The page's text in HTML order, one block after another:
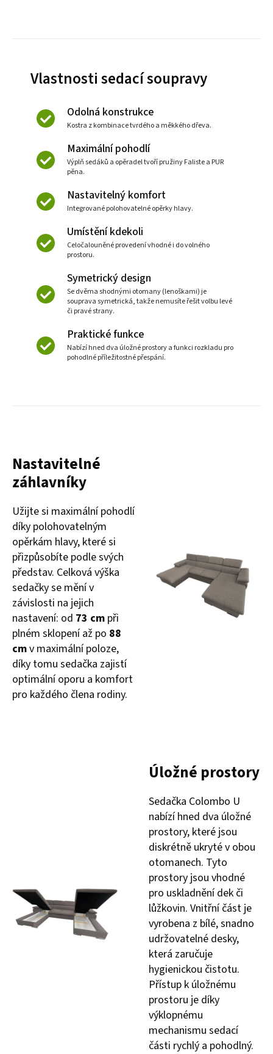
Vlastnosti sedací soupravy
Odolná konstrukce
Kostra z kombinace tvrdého a měkkého dřeva.
Maximální pohodlí
Výplň sedáků a opěradel tvoří pružiny Faliste a PUR
pěna.
Nastavitelný komfort
Integrované polohovatelné opěrky hlavy.
Umístění kdekoli
Celočalouněné provedení vhodné i do volného
prostoru.
Symetrický design
Se dvěma shodnými otomany (lenoškami) je
souprava symetrická, takže nemusíte řešit volbu levé
či pravé strany.
Praktické funkce
Nabízí hned dva úložné prostory a funkci rozkladu pro
pohodlné příležitostné přespání.
Nastavitelné
záhlavníky
Užijte si maximální pohodlí
díky polohovatelným
opěrkám hlavy, které si
přizpůsobíte podle svých
představ. Celková výška
sedačky se mění v
závislosti na jejich
nastavení: od 73 cm při
plném sklopení až po 88
cmv maximální poloze,
díky tomu sedačka zajistí
optimální oporu a komfort
pro každého člena rodiny.
Úložné prostory
Sedačka Colombo U
nabízí hned dva úložné
prostory, které jsou
diskrétně ukryté v obou
otomanech. Tyto
prostory jsou vhodné
pro uskladnění dek či
lůžkovin. Vnitřní část je
vyrobena z bílé, snadno
udržovatelné desky,
která zaručuje
hygienickou čistotu.
Přístup k úložnému
prostoru je díky
výklopnému
mechanismu sedací
části rychlý a pohodlný.